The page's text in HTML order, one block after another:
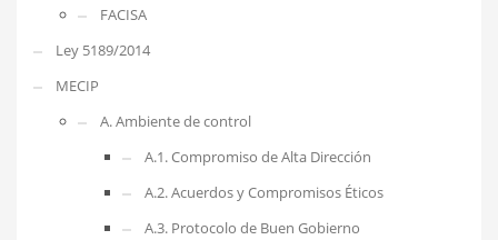
FACISA
Ley 5189/2014
MECIP
A. Ambiente de control
A.1. Compromiso de Alta Dirección
A.2. Acuerdos y Compromisos Éticos
A.3. Protocolo de Buen Gobierno